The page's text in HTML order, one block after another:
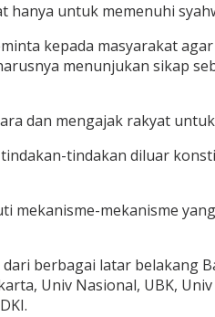
hanya untuk memenuhi
kepada masyarakat
menunjukan sikap
dan mengajak rakyat
tindakan diluar
mekanisme-mekanisme
berbagai latar belakang
Univ Nasional, UBK,